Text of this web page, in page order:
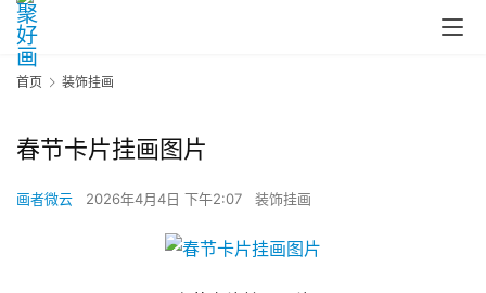
首页 装饰挂画
春节卡片挂画图片
画者微云 2026年4月4日 下午2:07 装饰挂画